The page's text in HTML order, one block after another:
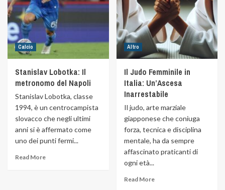
Calcio
Stanislav Lobotka: Il
metronomo del Napoli
Stanislav Lobotka, classe
1994, è un centrocampista
slovacco che negli ultimi
anni si è affermato come
uno dei punti fermi...
Read More
Altro
Il Judo Femminile in
Italia: Un’Ascesa
Inarrestabile
Il judo, arte marziale
giapponese che coniuga
forza, tecnica e disciplina
mentale, ha da sempre
affascinato praticanti di
ogni età...
Read More